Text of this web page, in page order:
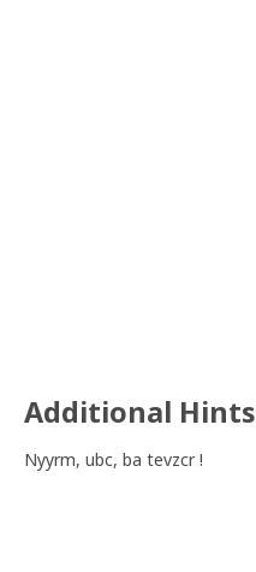
Additional Hints
Nyyrm, ubc, ba tevzcr !